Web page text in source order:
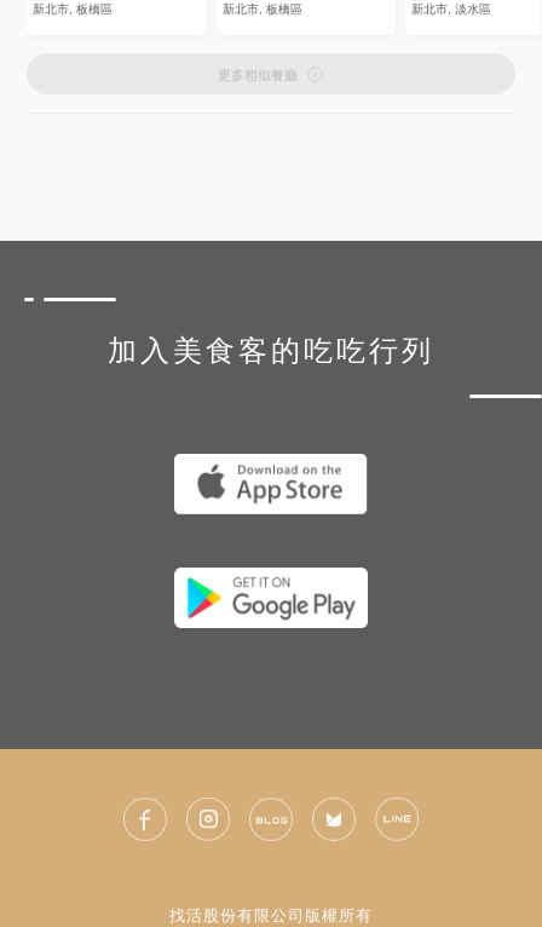
新北市, 板橋區 新北市, 板橋區 新北市, 淡水區
更多相似餐廳
加入美食客的吃吃行列
找活股份有限公司版權所有